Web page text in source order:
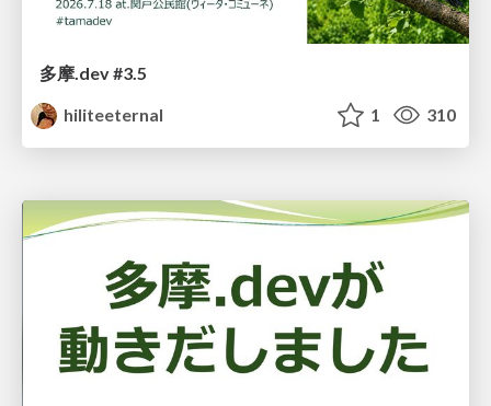
多摩.dev #3.5
hiliteeternal
1 310